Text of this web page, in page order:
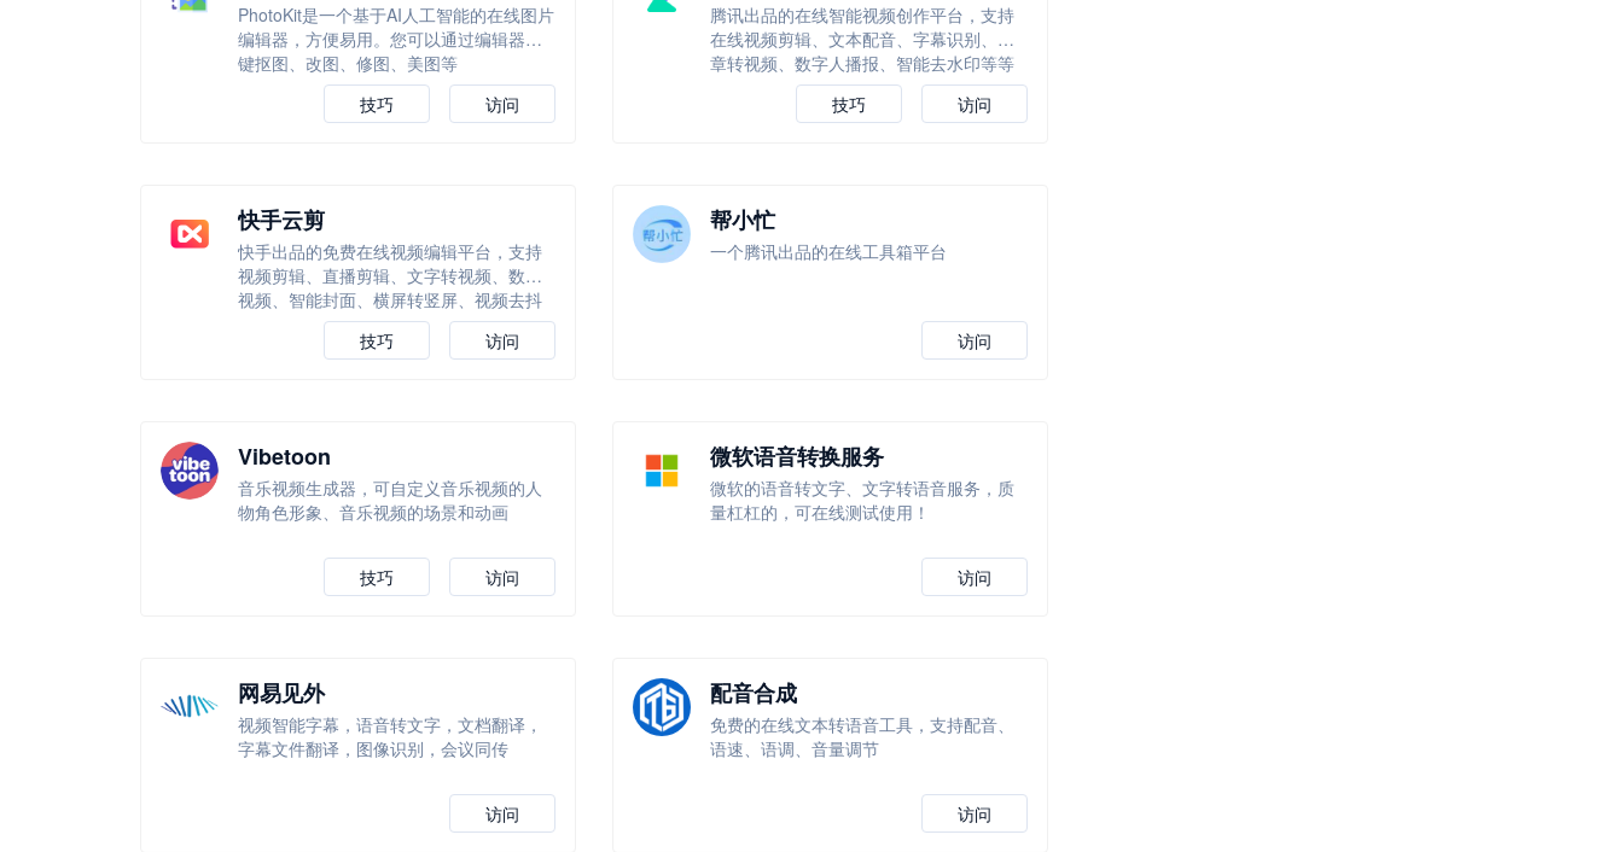
PhotoKit是一个基于AI人工智能的在线图片
编辑器，方便易用。您可以通过编辑器一
键抠图、改图、修图、美图等
访问
技巧
腾讯出品的在线智能视频创作平台，支持
在线视频剪辑、文本配音、字幕识别、文
章转视频、数字人播报、智能去水印等等
访问
技巧
快手云剪
快手出品的免费在线视频编辑平台，支持
视频剪辑、直播剪辑、文字转视频、数据
视频、智能封面、横屏转竖屏、视频去抖
访问
技巧
帮小忙
一个腾讯出品的在线工具箱平台
访问
Vibetoon
音乐视频生成器，可自定义音乐视频的人
物角色形象、音乐视频的场景和动画
访问
技巧
微软语音转换服务
微软的语音转文字、文字转语音服务，质
量杠杠的，可在线测试使用！
访问
网易见外
视频智能字幕，语音转文字，文档翻译，
字幕文件翻译，图像识别，会议同传
访问
配音合成
免费的在线文本转语音工具，支持配音、
语速、语调、音量调节
访问